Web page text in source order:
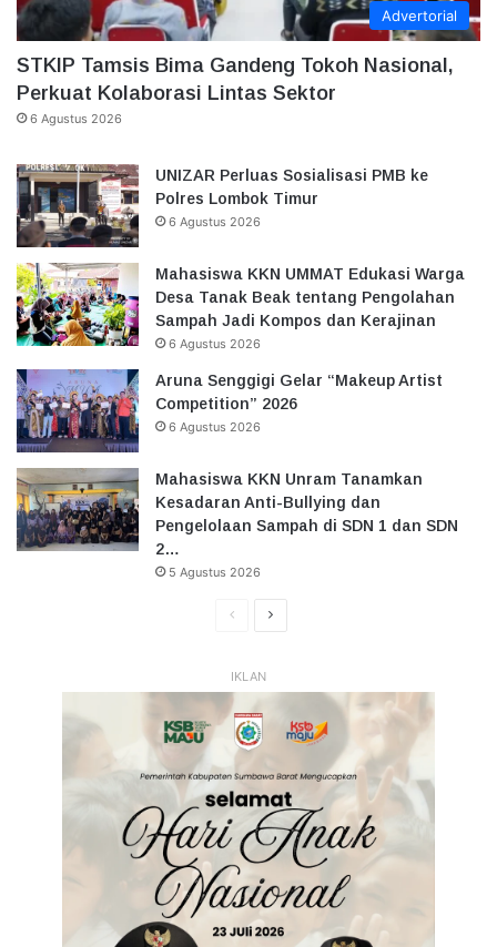
Advertorial
STKIP Tamsis Bima Gandeng Tokoh Nasional,
Perkuat Kolaborasi Lintas Sektor
6 Agustus 2026
UNIZAR Perluas Sosialisasi PMB ke
Polres Lombok Timur
6 Agustus 2026
Mahasiswa KKN UMMAT Edukasi Warga
Desa Tanak Beak tentang Pengolahan
Sampah Jadi Kompos dan Kerajinan
6 Agustus 2026
Aruna Senggigi Gelar “Makeup Artist
Competition” 2026
6 Agustus 2026
Mahasiswa KKN Unram Tanamkan
Kesadaran Anti-Bullying dan
Pengelolaan Sampah di SDN 1 dan SDN
2…
5 Agustus 2026
HalamanHalaman
IKLAN